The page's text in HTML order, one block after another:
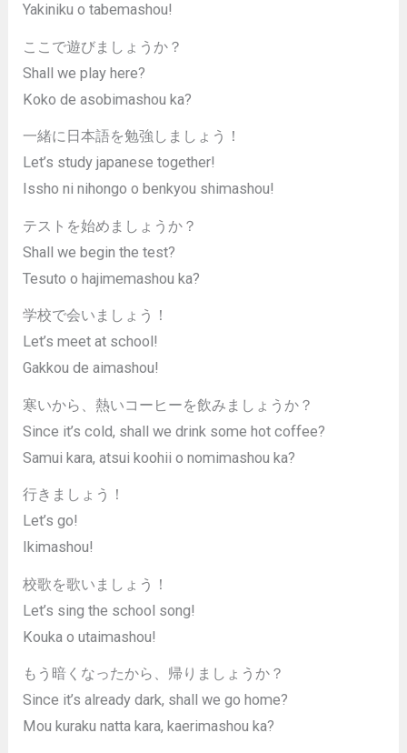
Yakiniku o tabemashou!
ここで遊びましょうか？
Shall we play here?
Koko de asobimashou ka?
一緒に日本語を勉強しましょう！
Let’s study japanese together!
Issho ni nihongo o benkyou shimashou!
テストを始めましょうか？
Shall we begin the test?
Tesuto o hajimemashou ka?
学校で会いましょう！
Let’s meet at school!
Gakkou de aimashou!
寒いから、熱いコーヒーを飲みましょうか？
Since it’s cold, shall we drink some hot coffee?
Samui kara, atsui koohii o nomimashou ka?
行きましょう！
Let’s go!
Ikimashou!
校歌を歌いましょう！
Let’s sing the school song!
Kouka o utaimashou!
もう暗くなったから、帰りましょうか？
Since it’s already dark, shall we go home?
Mou kuraku natta kara, kaerimashou ka?